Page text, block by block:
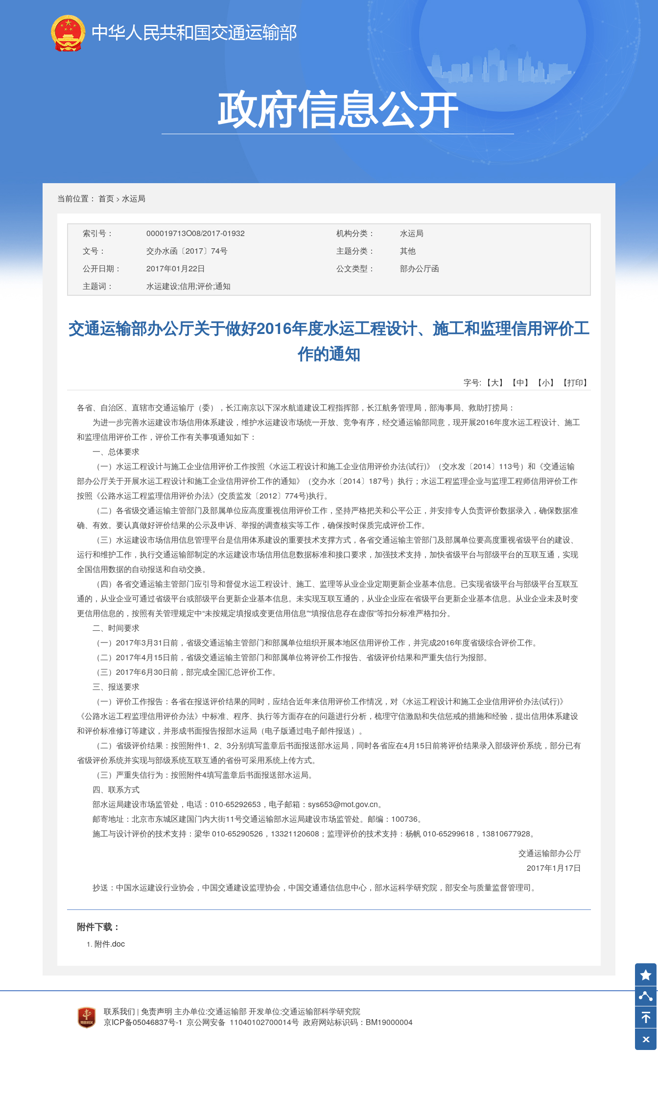
当前位置： 首页 > 水运局
索引号：
000019713O08/2017-01932
文号：
交办水函〔2017〕74号
公开日期：
2017年01月22日
主题词：
水运建设;信用;评价;通知
机构分类：
水运局
主题分类：
其他
公文类型：
部办公厅函
交通运输部办公厅关于做好2016年度水运工程设计、施工和监理信用评价工
作的通知
字号: 【大】 【中】 【小】 【打印】
各省、自治区、直辖市交通运输厅（委），长江南京以下深水航道建设工程指挥部，长江航务管理局，部海事局、救助打捞局：
为进一步完善水运建设市场信用体系建设，维护水运建设市场统一开放、竞争有序，经交通运输部同意，现开展2016年度水运工程设计、施工
和监理信用评价工作，评价工作有关事项通知如下：
一、总体要求
（一）水运工程设计与施工企业信用评价工作按照《水运工程设计和施工企业信用评价办法(试行)》（交水发〔2014〕113号）和《交通运输
部办公厅关于开展水运工程设计和施工企业信用评价工作的通知》（交办水〔2014〕187号）执行；水运工程监理企业与监理工程师信用评价工作
按照《公路水运工程监理信用评价办法》(交质监发〔2012〕774号)执行。
（二）各省级交通运输主管部门及部属单位应高度重视信用评价工作，坚持严格把关和公平公正，并安排专人负责评价数据录入，确保数据准
确、有效。要认真做好评价结果的公示及申诉、举报的调查核实等工作，确保按时保质完成评价工作。
（三）水运建设市场信用信息管理平台是信用体系建设的重要技术支撑方式，各省交通运输主管部门及部属单位要高度重视省级平台的建设、
运行和维护工作，执行交通运输部制定的水运建设市场信用信息数据标准和接口要求，加强技术支持，加快省级平台与部级平台的互联互通，实现
全国信用数据的自动报送和自动交换。
（四）各省交通运输主管部门应引导和督促水运工程设计、施工、监理等从业企业定期更新企业基本信息。已实现省级平台与部级平台互联互
通的，从业企业可通过省级平台或部级平台更新企业基本信息。未实现互联互通的，从业企业应在省级平台更新企业基本信息。从业企业未及时变
更信用信息的，按照有关管理规定中“未按规定填报或变更信用信息”“填报信息存在虚假”等扣分标准严格扣分。
二、时间要求
（一）2017年3月31日前，省级交通运输主管部门和部属单位组织开展本地区信用评价工作，并完成2016年度省级综合评价工作。
（二）2017年4月15日前，省级交通运输主管部门和部属单位将评价工作报告、省级评价结果和严重失信行为报部。
（三）2017年6月30日前，部完成全国汇总评价工作。
三、报送要求
（一）评价工作报告：各省在报送评价结果的同时，应结合近年来信用评价工作情况，对《水运工程设计和施工企业信用评价办法(试行)》
《公路水运工程监理信用评价办法》中标准、程序、执行等方面存在的问题进行分析，梳理守信激励和失信惩戒的措施和经验，提出信用体系建设
和评价标准修订等建议，并形成书面报告报部水运局（电子版通过电子邮件报送）。
（二）省级评价结果：按照附件1、2、3分别填写盖章后书面报送部水运局，同时各省应在4月15日前将评价结果录入部级评价系统，部分已有
省级评价系统并实现与部级系统互联互通的省份可采用系统上传方式。
（三）严重失信行为：按照附件4填写盖章后书面报送部水运局。
四、联系方式
部水运局建设市场监管处，电话：010-65292653，电子邮箱：sys653@mot.gov.cn。
邮寄地址：北京市东城区建国门内大街11号交通运输部水运局建设市场监管处。邮编：100736。
施工与设计评价的技术支持：梁华 010-65290526，13321120608；监理评价的技术支持：杨帆 010-65299618，13810677928。
交通运输部办公厅
2017年1月17日
抄送：中国水运建设行业协会，中国交通建设监理协会，中国交通通信信息中心，部水运科学研究院，部安全与质量监督管理司。
附件下载：
附件.doc
联系我们 | 免责声明 主办单位:交通运输部 开发单位:交通运输部科学研究院
京ICP备05046837号-1 京公网安备 11040102700014号 政府网站标识码：BM19000004